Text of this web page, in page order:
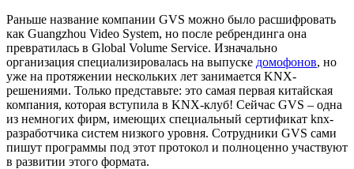
Раньше название компании GVS можно было расшифровать
как Guangzhou Video System, но после ребрендинга она
превратилась в Global Volume Service. Изначально
организация специализировалась на выпуске домофонов, но
уже на протяжении нескольких лет занимается KNX-
решениями. Только представьте: это самая первая китайская
компания, которая вступила в KNX-клуб! Сейчас GVS – одна
из немногих фирм, имеющих специальный сертификат knx-
разработчика систем низкого уровня. Сотрудники GVS сами
пишут программы под этот протокол и полноценно участвуют
в развитии этого формата.